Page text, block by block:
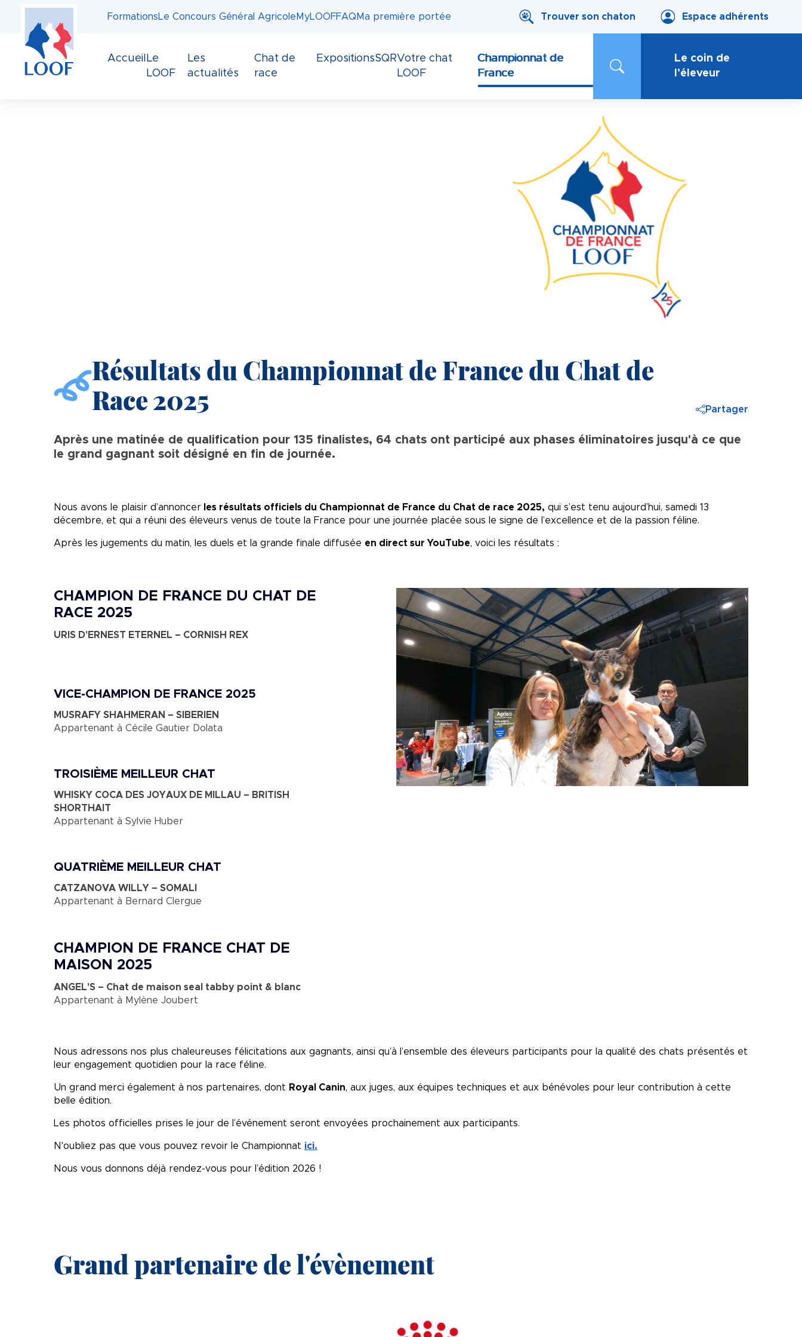
contenu
principal
FormationsLe Concours Général Agricole MyLOOFFAQ Ma première portée Trouver son chaton Espace adhérents
Accueil Le
LOOF
Les
actualités
Chat de
race
ExpositionsSQRVotre chat
LOOF
Championnat de
France
Le coin de
l’éleveur
Résultats du Championnat de France du Chat de
Race 2025
Partager
Après une matinée de qualification pour 135 finalistes, 64 chats ont participé aux phases éliminatoires jusqu'à ce que
le grand gagnant soit désigné en fin de journée.
Nous avons le plaisir d’annoncer les résultats officiels du Championnat de France du Chat de race 2025, qui s’est tenu aujourd’hui, samedi 13
décembre, et qui a réuni des éleveurs venus de toute la France pour une journée placée sous le signe de l’excellence et de la passion féline.
Après les jugements du matin, les duels et la grande finale diffusée en direct sur YouTube, voici les résultats :
Image
CHAMPION DE FRANCE DU CHAT DE
RACE 2025
URIS D'ERNEST ETERNEL – CORNISH REX
VICE-CHAMPION DE FRANCE 2025
MUSRAFY SHAHMERAN – SIBERIEN
Appartenant à Cécile Gautier Dolata
TROISIÈME MEILLEUR CHAT
WHISKY COCA DES JOYAUX DE MILLAU – BRITISH
SHORTHAIT
Appartenant à Sylvie Huber
QUATRIÈME MEILLEUR CHAT
CATZANOVA WILLY – SOMALI
Appartenant à Bernard Clergue
CHAMPION DE FRANCE CHAT DE
MAISON 2025
ANGEL'S – Chat de maison seal tabby point & blanc
Appartenant à Mylène Joubert
Nous adressons nos plus chaleureuses félicitations aux gagnants, ainsi qu’à l’ensemble des éleveurs participants pour la qualité des chats présentés et
leur engagement quotidien pour la race féline.
Un grand merci également à nos partenaires, dont Royal Canin, aux juges, aux équipes techniques et aux bénévoles pour leur contribution à cette
belle édition.
Les photos officielles prises le jour de l’événement seront envoyées prochainement aux participants.
N'oubliez pas que vous pouvez revoir le Championnat ici.
Nous vous donnons déjà rendez-vous pour l’édition 2026 !
Grand partenaire de l'évènement
Panneau de gestion des cookies